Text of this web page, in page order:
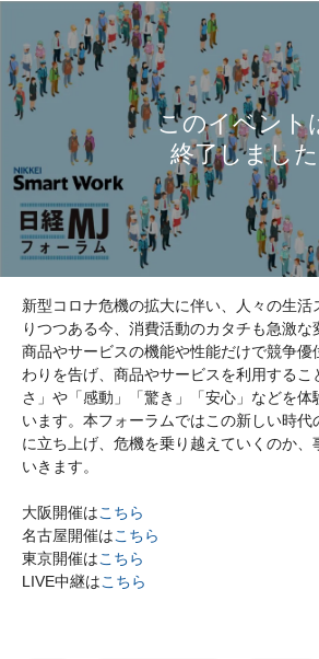
新型コロナ危機の拡大に伴い、人々の生活
りつつある今、消費活動のカタチも急激な
商品やサービスの機能や性能だけで競争優
わりを告げ、商品やサービスを利用するこ
さ」や「感動」「驚き」「安心」などを体
います。本フォーラムではこの新しい時代
に立ち上げ、危機を乗り越えていくのか、
いきます。
大阪開催はこちら
名古屋開催はこちら
東京開催はこちら
LIVE中継はこちら